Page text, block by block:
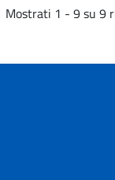
Mostrati 1 - 9 su 9